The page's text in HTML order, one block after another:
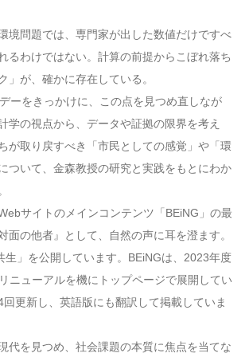
境問題では、専門家が出した数値だけですべ
るわけではない。計算の前提からこぼれ落ち
」が、確かに存在している。
ーをきっかけに、この点を見つめ直しなが
学の視点から、データや証拠の限界を考え
が取り戻すべき「市民としての感覚」や「環
ついて、金森教授の研究と実践をもとにわか
サイトのメインコンテンツ「BEiNG」の最
面の他者』として、自然の声に耳を澄ます。
生」を公開しています。BEiNGは、2023年度
ニューアルを機にトップページで展開してい
回更新し、英語版にも翻訳して掲載していま
代を見つめ、社会課題の本質に焦点を当てな